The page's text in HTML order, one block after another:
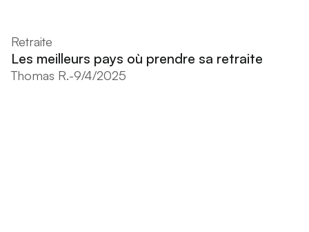
Retraite
Les meilleurs pays où prendre sa retraite
Thomas R.-9/4/2025